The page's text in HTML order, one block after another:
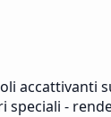
accattivanti
-